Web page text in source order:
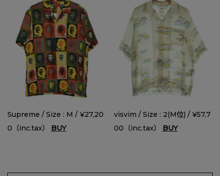
Supreme / Size : M / ¥27,20
0（inc.tax）
BUY
visvim / Size : 2(M位) / ¥57,7
00（inc.tax）
BUY